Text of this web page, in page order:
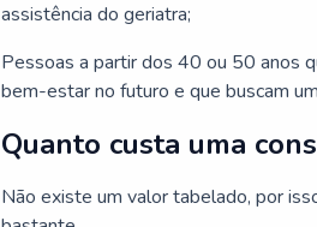
assistência do geriatra;
Pessoas a partir dos 40 ou 50 anos
bem-estar no futuro e que buscam
Quanto custa uma
Não existe um valor tabelado, por